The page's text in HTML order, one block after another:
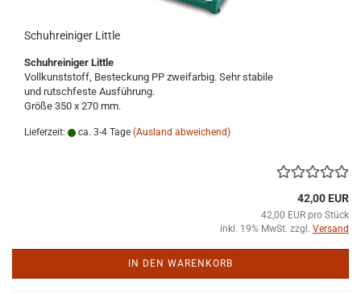
Schuhreiniger Little
Schuhreiniger Little
Vollkunststoff, Besteckung PP zweifarbig. Sehr stabile
und rutschfeste Ausführung.
Größe 350 x 270 mm.
Lieferzeit: ca. 3-4 Tage (Ausland abweichend)
42,00 EUR
42,00 EUR pro Stück
inkl. 19% MwSt. zzgl. Versand
IN DEN WARENKORB